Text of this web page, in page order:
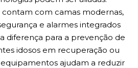
contam com camas modernas,
e alarmes integrados
diferença para a prevenção de
idosos em recuperação ou
equipamentos ajudam a reduzir